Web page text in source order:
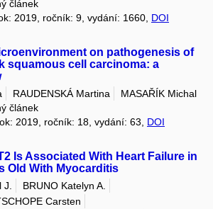
článek
2019, ročník: 9, vydání: 1660, DOI
on pathogenesis of
squamous cell carcinoma: a
RAUDENSKÁ Martina
MASAŘÍK Michal
článek
2019, ročník: 18, vydání: 63, DOI
Is Associated With Heart Failure in
Old With Myocarditis
J.
BRUNO Katelyn A.
Carsten